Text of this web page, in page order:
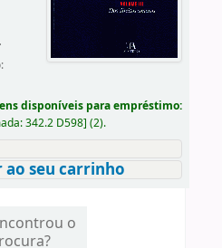
.
disponíveis para empréstimo:
342.2 D598] (2).
seu carrinho
o